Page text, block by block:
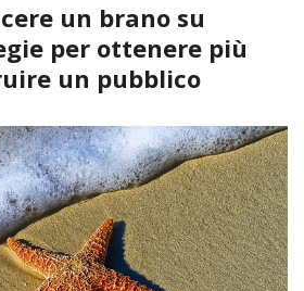
un brano su
per ottenere più
un pubblico